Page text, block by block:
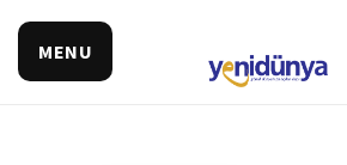
MENU